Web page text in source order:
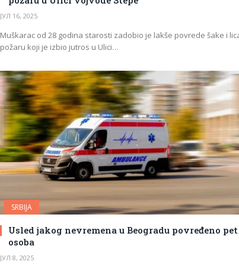
ЈУЛ 16, 2025
Muškarac od 28 godina starosti zadobio je lakše povrede šake i
požaru koji je izbio jutros u Ulici…
SRBIJA
Usled jakog nevremena u Beogradu povređeno pet
osoba
ЈУЛ 8, 2025